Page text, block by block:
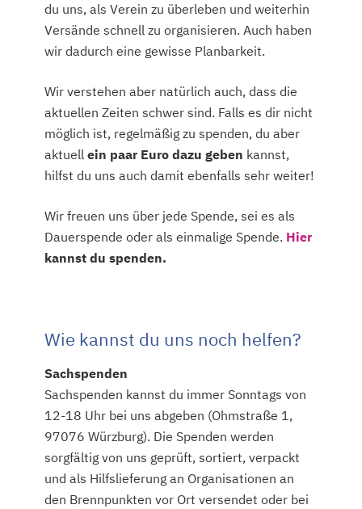
du uns, als Verein zu überleben und weiterhin
Versände schnell zu organisieren. Auch haben
wir dadurch eine gewisse Planbarkeit.
Wir verstehen aber natürlich auch, dass die
aktuellen Zeiten schwer sind. Falls es dir nicht
möglich ist, regelmäßig zu spenden, du aber
aktuell ein paar Euro dazu geben kannst,
hilfst du uns auch damit ebenfalls sehr weiter!
Wir freuen uns über jede Spende, sei es als
Dauerspende oder als einmalige Spende. Hier
kannst du spenden.
Wie kannst du uns noch helfen?
Sachspenden
Sachspenden kannst du immer Sonntags von
12-18 Uhr bei uns abgeben (Ohmstraße 1,
97076 Würzburg). Die Spenden werden
sorgfältig von uns geprüft, sortiert, verpackt
und als Hilfslieferung an Organisationen an
den Brennpunkten vor Ort versendet oder bei